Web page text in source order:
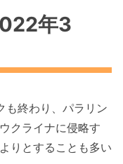
年3
も終わり、パラリン
クライナに侵略す
りとすることも多い